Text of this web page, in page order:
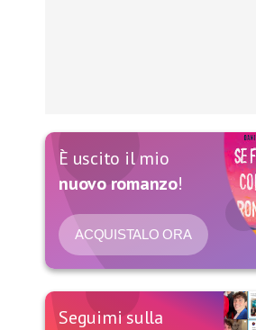
È uscito il mio
nuovo romanzo!
ACQUISTALO ORA
Seguimi sulla